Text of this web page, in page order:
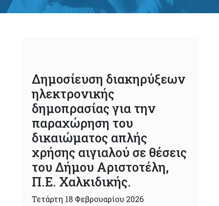
Δημοσίευση διακηρύξεων
ηλεκτρονικής
δημοπρασίας για την
παραχώρηση του
δικαιώματος απλής
χρήσης αιγιαλού σε θέσεις
του Δήμου Αριστοτέλη,
Π.Ε. Χαλκιδικής.
Τετάρτη 18 Φεβρουαρίου 2026